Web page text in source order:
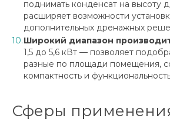
поднимать конденсат на высоту
расширяет возможности
дополнительных дренажных
Широкий диапазон
1,5 до 5,6 кВт — позволяет
разные по площади помещения,
компактность и
Сферы